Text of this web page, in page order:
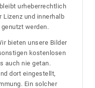
urheberrechtlich
und innerhalb
werden.
bieten unsere Bilder
kostenlosen
auch nie getan.
dort eingestellt,
Ein solcher